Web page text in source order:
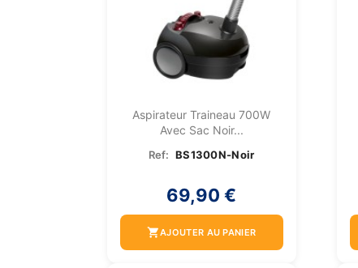
Aspirateur Traineau 700W
Avec Sac Noir...
Ref: BS1300N-Noir
69,90 €
shopping_cartAJOUTER AU PANIER